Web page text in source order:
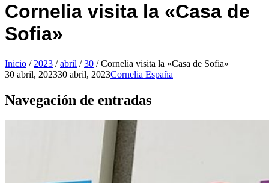
Cornelia visita la «Casa de
Sofia»
Inicio / 2023 / abril / 30 / Cornelia visita la «Casa de Sofia»
30 abril, 202330 abril, 2023Cornelia España
Navegación de entradas